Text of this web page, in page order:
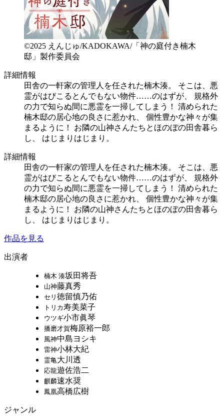
©2025 えんじゅ/KADOKAWA/「神の庭付き楠木
邸」製作委員会
詳細情報
田舎の一軒家の管理人を任された楠木湊。 そこは、悪
霊がはびこるとんでもない物件……のはずが、 規格外
の力で知らぬ間に悪霊を一掃してしまう！ 清められた
楠木邸の居心地の良さに惹かれ、 個性豊かな神々が集
まるように！ お隣の山神さんたちとほのぼの田舎暮ら
し、 はじまりはじまり。
詳細情報
田舎の一軒家の管理人を任された楠木湊。 そこは、悪
霊がはびこるとんでもない物件……のはずが、 規格外
の力で知らぬ間に悪霊を一掃してしまう！ 清められた
楠木邸の居心地の良さに惹かれ、 個性豊かな神々が集
まるように！ お隣の山神さんたちとほのぼの田舎暮ら
し、 はじまりはじまり。
作品を見る
出演者
楠木 湊坂田将吾
山神藤真秀
セリ 徳留慎乃佑
トリカ寿美菜子
ウツギ小市眞琴
播磨才賀梅原裕一郎
風神中島ヨシキ
雷神小林大紀
霊亀 大川透
応龍遊佐浩二
麒麟速水奨
鳳凰高橋広樹
ジャンル